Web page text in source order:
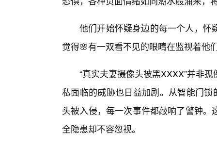
他们开始怀疑身边的每一个人，怀
觉得🌸有一双看不见的眼睛在监视着他
“真实夫妻摄像头被黑XXXX”并非
私面临的威胁也日益加剧。从智能门
头被入侵，每一次事件都敲响了警钟
全隐患却不容忽视。